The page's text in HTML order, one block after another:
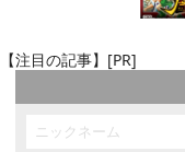
【注目の記事】[PR]